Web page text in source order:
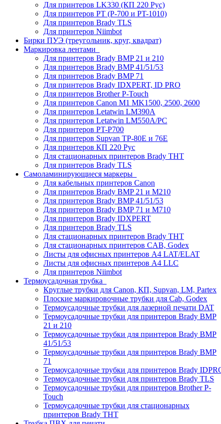
Для принтеров LK330 (КП 220 Рус)
Для принтеров PT (P-700 и PT-1010)
Для принтеров Brady TLS
Для принтеров Niimbot
Бирки ПУЭ (треугольник, круг, квадрат)
Маркировка лентами
Для принтеров Brady BMP 21 и 210
Для принтеров Brady BMP 41/51/53
Для принтеров Brady BMP 71
Для принтеров Brady IDXPERT, ID PRO
Для принтеров Brother P-Touch
Для принтеров Canon M1 MK1500, 2500, 2600
Для принтеров Letatwin LM390A
Для принтеров Letatwin LM550A/PC
Для принтеров PT-P700
Для принтеров Supvan TP-80E и 76E
Для принтеров КП 220 Рус
Для стационарных принтеров Brady THT
Для принтеров Brady TLS
Самоламинирующиеся маркеры
Для кабельных принтеров Canon
Для принтеров Brady BMP 21 и M210
Для принтеров Brady BMP 41/51/53
Для принтеров Brady BMP 71 и M710
Для принтеров Brady IDXPERT
Для принтеров Brady TLS
Для стационарных принтеров Brady THT
Для стационарных принтеров CAB, Godex
Листы для офисных принтеров А4 LAT/ELAT
Листы для офисных принтеров А4 LLC
Для принтеров Niimbot
Термоусадочная трубка
Круглые трубки для Canon, КП, Supvan, LM, Partex
Плоские маркировочные трубки для Cab, Godex
Термоусадочные трубки для лазерной печати DAT
Термоусадочные трубки для принтеров Brady BMP
21 и 210
Термоусадочные трубки для принтеров Brady BMP
41/51/53
Термоусадочные трубки для принтеров Brady BMP
71
Термоусадочные трубки для принтеров Brady
Термоусадочные трубки для принтеров Brady TLS
Термоусадочные трубки для принтеров Brother P-
Touch
Термоусадочные трубки для стационарных
принтеров Brady THT